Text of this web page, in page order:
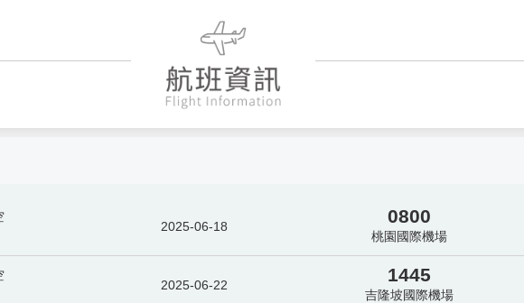
2025-06-18 0800
桃園國際機場
2025-06-22 1445
吉隆坡國際機場